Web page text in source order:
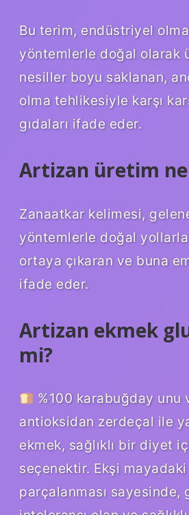
Bu terim, endüstriyel
yöntemlerle doğal olarak
nesiller boyu saklanan,
olma tehlikesiyle karşı
gıdaları ifade eder.
Artizan üretim
Zanaatkar kelimesi,
yöntemlerle doğal
ortaya çıkaran ve buna
ifade eder.
Artizan ekmek
mi?
%100 karabuğday unu
antioksidan zerdeçal ile
ekmek, sağlıklı bir diyet
seçenektir. Ekşi
parçalanması sayesinde,